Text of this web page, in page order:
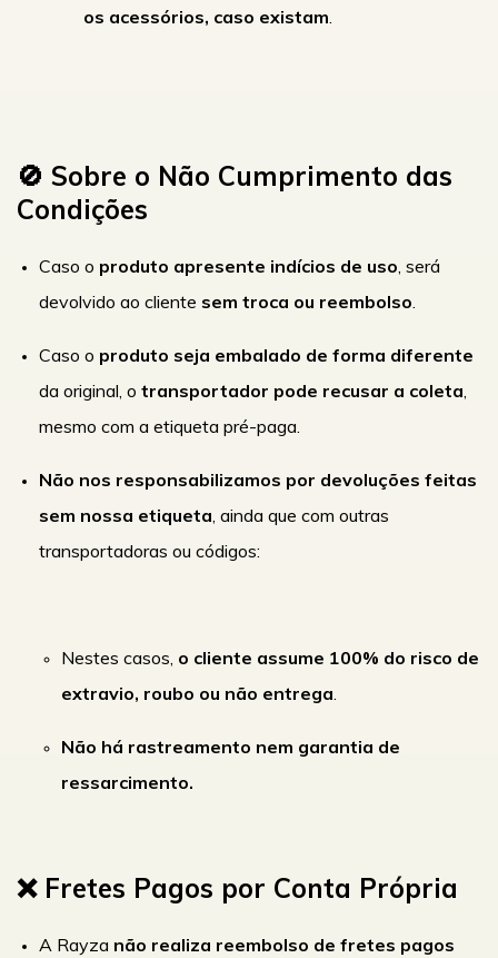
os acessórios, caso existam.
🚫 Sobre o Não Cumprimento das
Condições
Caso o produto apresente indícios de uso , será
devolvido ao cliente sem troca ou reembolso
Caso o produto seja embalado de forma diferente
da original, o transportador pode recusar a coleta
mesmo com a etiqueta pré-paga.
Não nos responsabilizamos por devoluções feitas
sem nossa etiqueta , ainda que com outras
transportadoras ou códigos:
Nestes casos, o cliente assume 100% do risco de
extravio, roubo ou não entrega
Não há rastreamento nem garantia de
ressarcimento.
❌ Fretes Pagos por Conta Própria
A Rayza não realiza reembolso de fretes pagos